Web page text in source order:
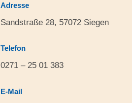
Adresse
Sandstraße 28, 57072 Siegen
Telefon
0271 – 25 01 383
E-Mail